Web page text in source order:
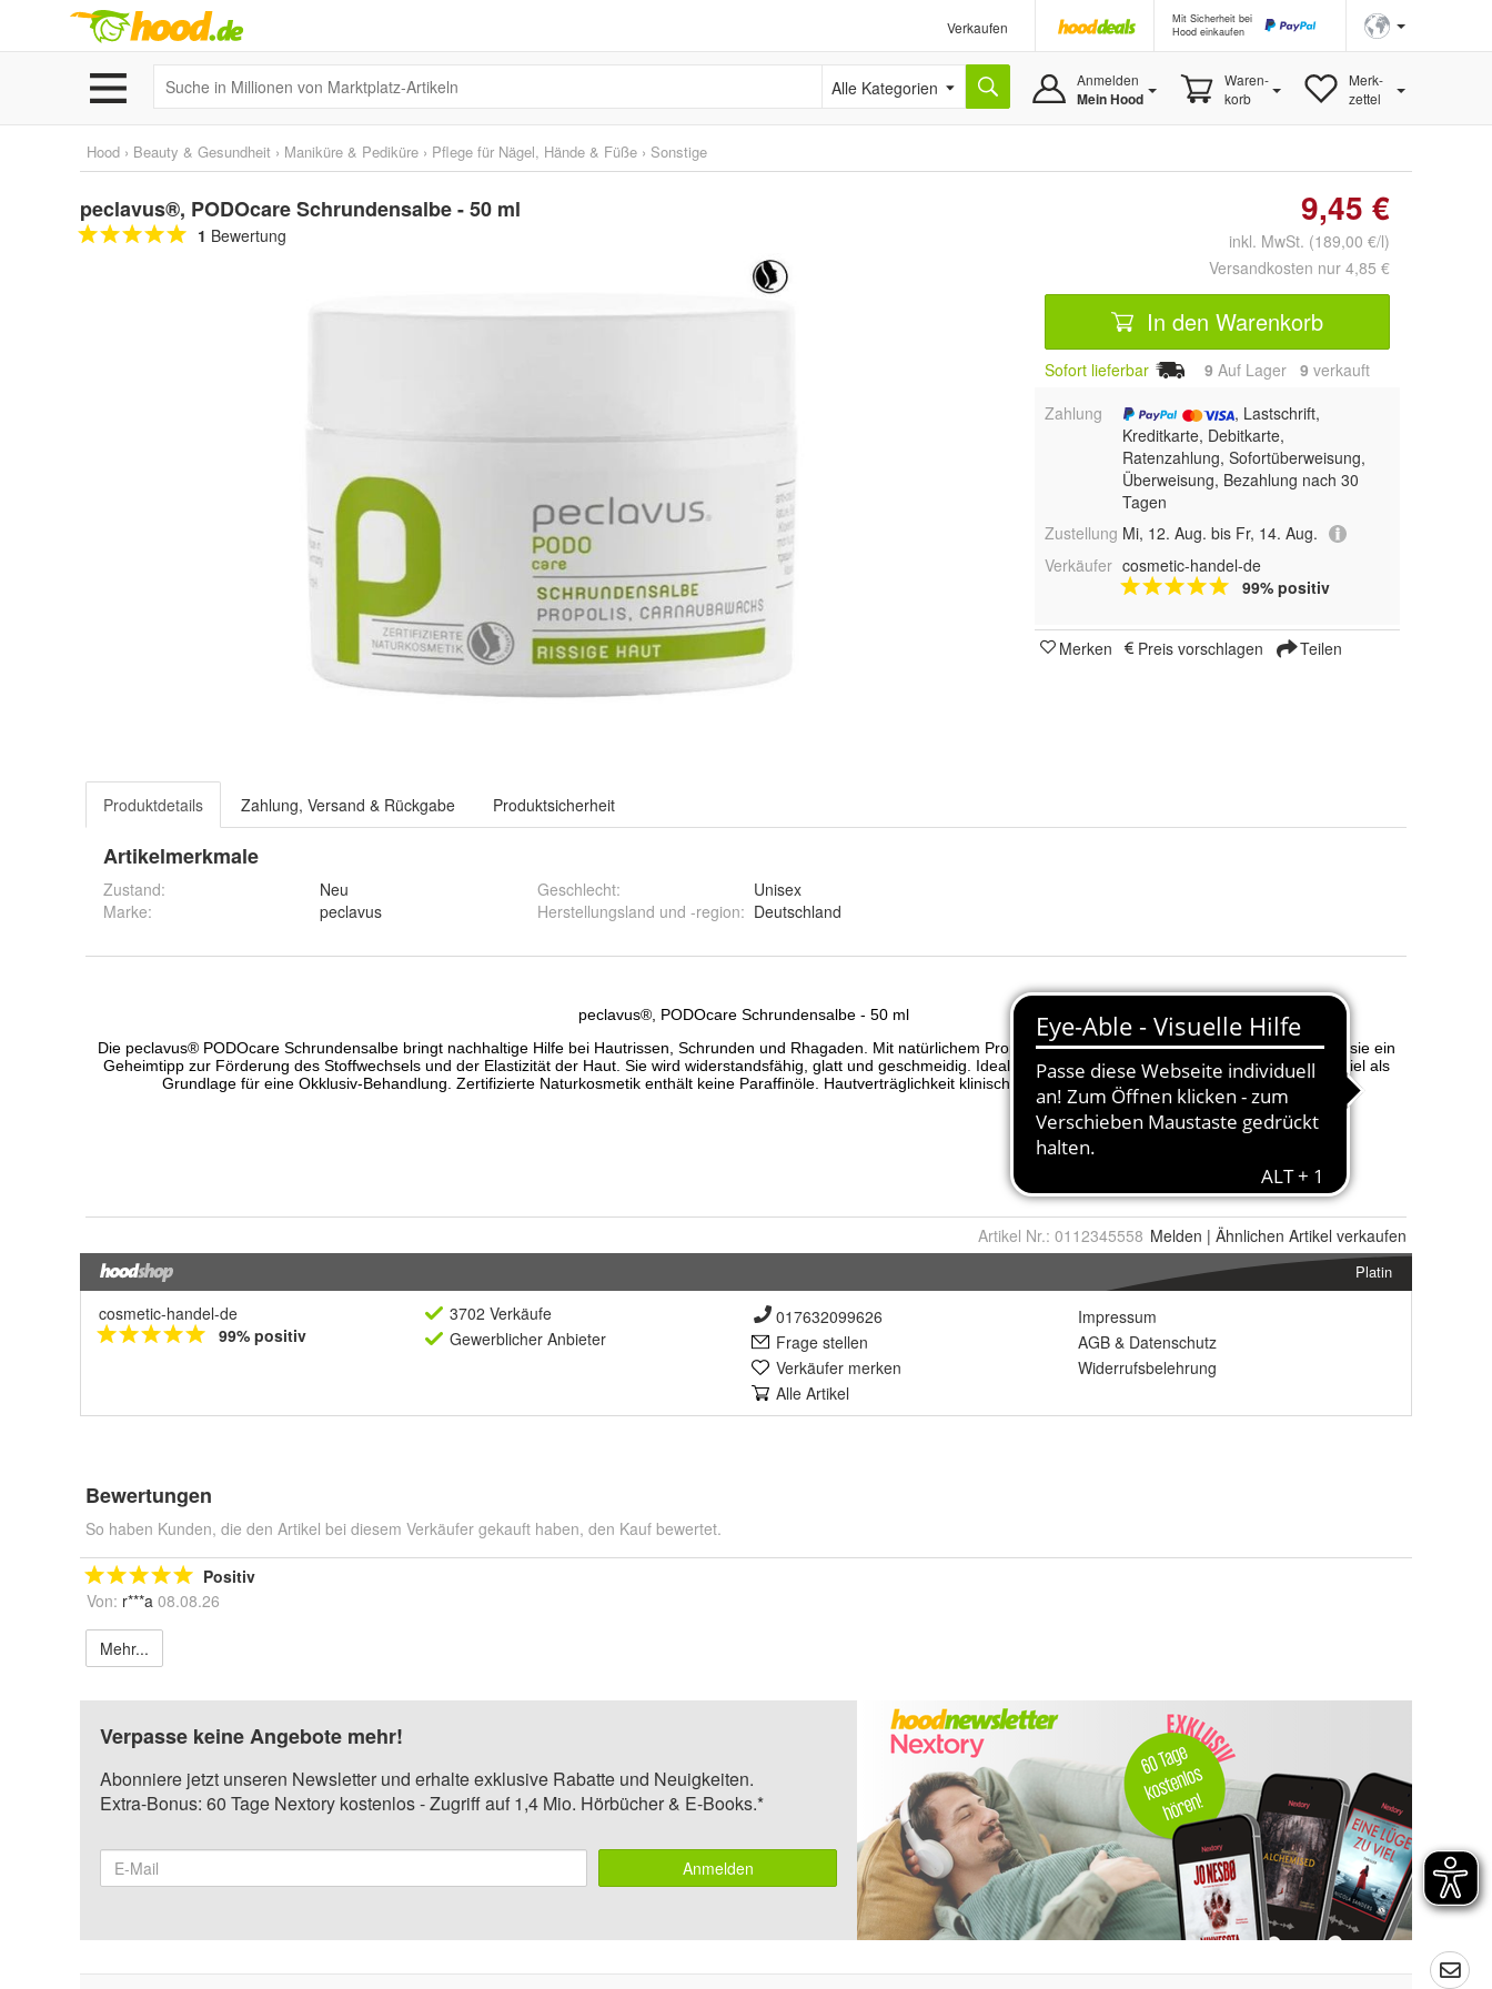
Verkaufen
Mit Sicherheit bei
Hood einkaufen
Alle Kategorien Anmelden
Mein Hood
Waren-
korb
Merk-
zettel
Hood › Beauty & Gesundheit › Maniküre & Pediküre › Pflege für Nägel, Hände & Füße › Sonstige
peclavus®, PODOcare Schrundensalbe - 50 ml
1 Bewertung
9,45 €
inkl. MwSt. (189,00 €/l)
Versandkosten nur 4,85 €
In den Warenkorb
Sofort lieferbar 9 Auf Lager 9 verkauft
Zahlung
, Lastschrift,
Kreditkarte, Debitkarte,
Ratenzahlung, Sofortüberweisung,
Überweisung, Bezahlung nach 30
Tagen
Zustellung Mi, 12. Aug. bis Fr, 14. Aug.
Verkäufer cosmetic-handel-de
99% positiv
Merken Preis vorschlagen Teilen
Produktdetails Zahlung, Versand & Rückgabe Produktsicherheit
Artikelmerkmale
Zustand:
Neu
Marke:
peclavus
Geschlecht:
Unisex
Herstellungsland und -region: Deutschland
Artikel Nr.: 0112345558 Melden | Ähnlichen Artikel verkaufen
Platin
cosmetic-handel-de
99% positiv
3702 Verkäufe
Gewerblicher Anbieter
017632099626
Frage stellen
Verkäufer merken
Alle Artikel
Impressum
AGB & Datenschutz
Widerrufsbelehrung
Bewertungen
So haben Kunden, die den Artikel bei diesem Verkäufer gekauft haben, den Kauf bewertet.
Positiv
Von: r***a 08.08.26
Mehr...
Verpasse keine Angebote mehr!
Abonniere jetzt unseren Newsletter und erhalte exklusive Rabatte und Neuigkeiten.
Extra-Bonus: 60 Tage Nextory kostenlos - Zugriff auf 1,4 Mio. Hörbücher & E-Books.*
Anmelden